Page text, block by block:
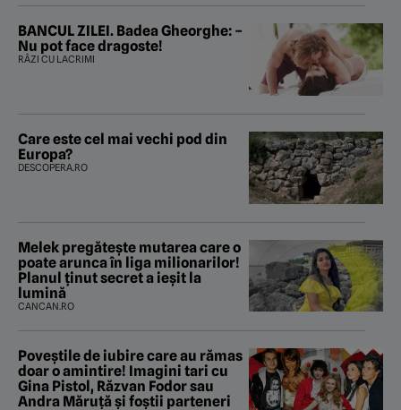
BANCUL ZILEI. Badea Gheorghe: –
Nu pot face dragoste!
RÂZI CU LACRIMI
Care este cel mai vechi pod din
Europa?
DESCOPERA.RO
Melek pregătește mutarea care o
poate arunca în liga milionarilor!
Planul ținut secret a ieșit la
lumină
CANCAN.RO
Poveştile de iubire care au rămas
doar o amintire! Imagini tari cu
Gina Pistol, Răzvan Fodor sau
Andra Măruţă şi foştii parteneri